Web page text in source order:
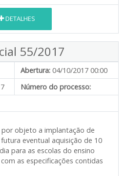
DETALHES
55/2017
Abertura: 04/10/2017 00:00
Número do processo:
objeto a implantação de
eventual aquisição de 10
para as escolas do ensino
as especificações contidas